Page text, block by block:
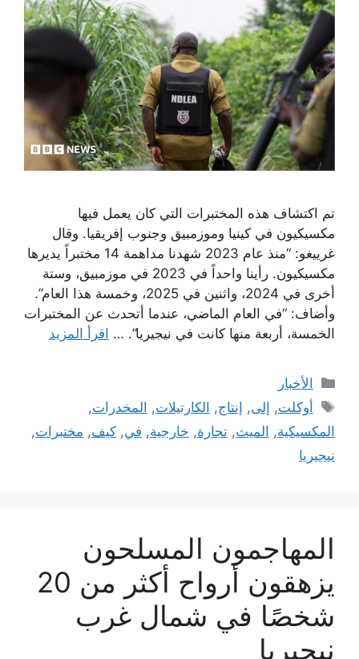
تم اكتشاف هذه المختبرات التي كان يعمل فيها
مكسيكيون في كينيا وموزمبيق وجنوب إفريقيا. وقال
غرييغو: “منذ عام 2023 شهدنا مداهمة 14 مختبراً يديرها
مكسيكيون. رأينا واحداً في 2023 في موزمبيق، وستة
أخرى في 2024، واثنين في 2025، وخمسة هذا العام”.
وأضاف: “في العام الماضي، عندما أتحدث عن المختبرات
الخمسة، أربعة منها كانت في نيجيريا”. … اقرأ المزيد
التصنيفات
الأخبار
الوسوم
أوكلت, إلى, إنتاج, الكارتيلات, المخدرات,
المكسيكية, الميث, تجارة, خارجية, في, كيف, مختبرات,
نيجيريا
المهاجمون المسلحون
يزهقون أرواح أكثر من 20
شخصًا في شمال غرب
نيجيريا